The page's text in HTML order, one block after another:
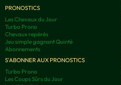
PRONOSTICS
Les Chevaux du Jour
Turbo Prono
Chevaux repérés
Jeu simple gagnant Quinté
Abonnements
S'ABONNER AUX PRONOSTICS
Turbo Prono
Les Coups Sûrs du Jour